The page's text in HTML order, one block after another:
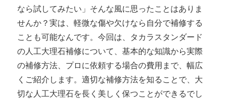
なら試してみたい」そんな風に思ったことはありま
せんか？実は、軽微な傷や欠けなら自分で補修する
ことも可能なんです。今回は、タカラスタンダード
の人工大理石補修について、基本的な知識から実際
の補修方法、プロに依頼する場合の費用まで、幅広
くご紹介します。適切な補修方法を知ることで、大
切な人工大理石を長く美しく保つことができるでし